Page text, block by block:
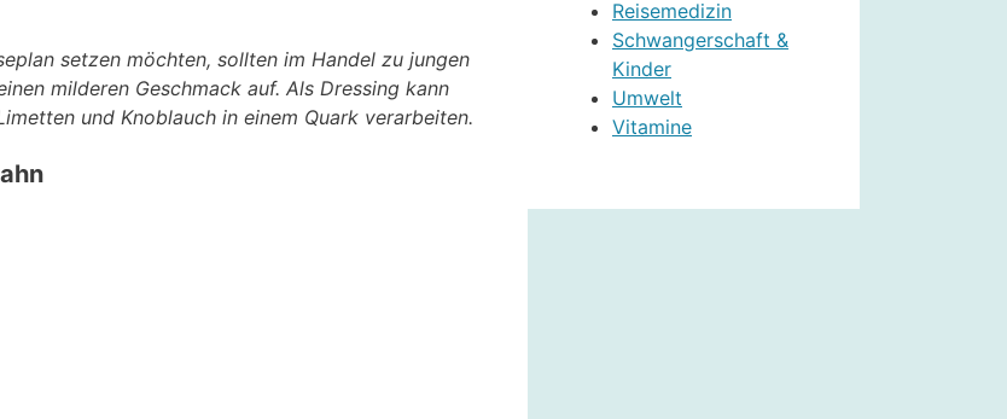
setzen möchten, sollten im Handel zu jungen
milderen Geschmack auf. Als Dressing kann
und Knoblauch in einem Quark verarbeiten.
Reisemedizin
Schwangerschaft &
Kinder
Umwelt
Vitamine